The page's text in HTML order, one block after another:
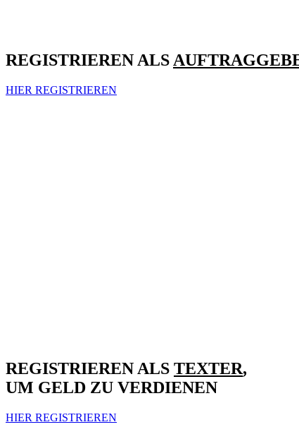
REGISTRIEREN ALS
HIER REGISTRIEREN
REGISTRIEREN ALS TEXTER,
UM GELD ZU VERDIENEN
HIER REGISTRIEREN